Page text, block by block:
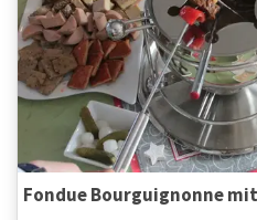
Fondue Bourguignonne